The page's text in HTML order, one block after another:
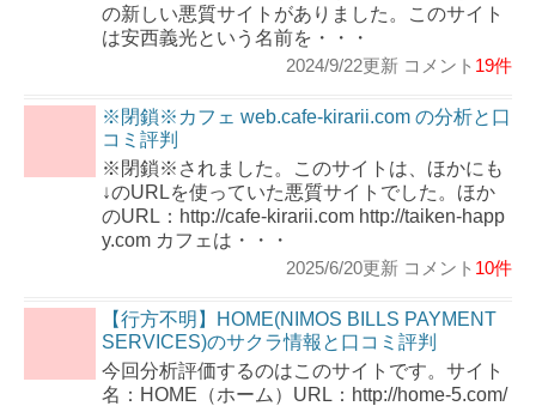
の新しい悪質サイトがありました。このサイト
は安西義光という名前を・・・
2024/9/22更新 コメント 19件
※閉鎖※カフェ web.cafe-kirarii.com の分析と口
コミ評判
※閉鎖※されました。このサイトは、ほかにも
↓のURLを使っていた悪質サイトでした。ほか
のURL：http://cafe-kirarii.com http://taiken-happ
y.com カフェは・・・
2025/6/20更新 コメント 10件
【行方不明】HOME(NIMOS BILLS PAYMENT
SERVICES)のサクラ情報と口コミ評判
今回分析評価するのはこのサイトです。サイト
名：HOME（ホーム）URL：http://home-5.com/